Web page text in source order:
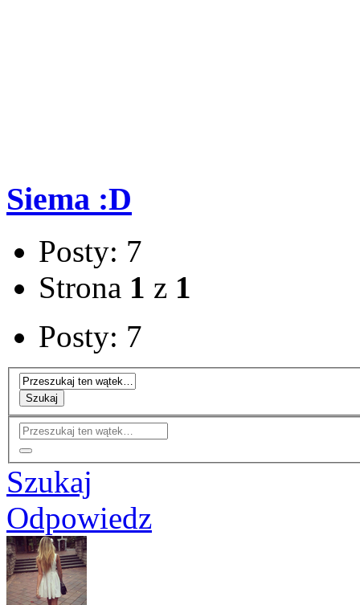
Siema :D
Posty: 7
Strona 1 z 1
Posty: 7
Szukaj
Szukaj
Odpowiedz